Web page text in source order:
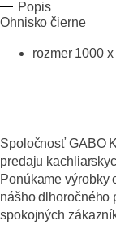
Popis
Ohnisko čierne
rozmer 1000
Spoločnosť GABO
predaju
Ponúkame výrobky
nášho dlhoročného
spokojných